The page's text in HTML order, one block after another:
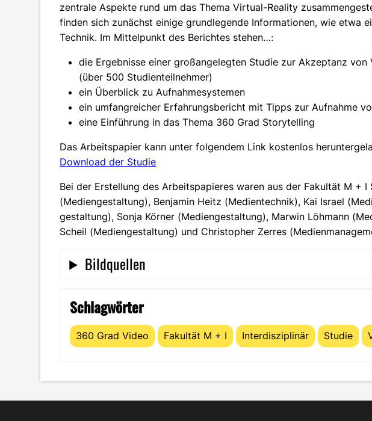
zentrale Aspekte rund um das Thema Virtual-Reality
finden sich zunächst einige grundlegende Informationen, wie etwa
Technik. Im Mittelpunkt des Berichtes stehen…:
die Ergebnisse einer großangelegten Studie zur Akzeptanz
(über 500 Studienteilnehmer)
ein Überblick zu Aufnahmesystemen
ein umfangreicher Erfahrungsbericht mit Tipps zur Aufnahme
eine Einführung in das Thema 360 Grad Storytelling
Das Arbeitspapier kann unter folgendem Link kostenlos
Download der Studie
Bei der Erstellung des Arbeitspapieres waren aus der Fakultät M + I
(Mediengestaltung), Benjamin Heitz (Medientechnik), Kai Israel
gestaltung), Sonja Körner (Mediengestaltung), Marwin Löhmann
Scheil (Mediengestaltung) und Christopher Zerres
Bildquellen
Schlagwörter
360 Grad Video Fakultät M + I Interdisziplinär Studie